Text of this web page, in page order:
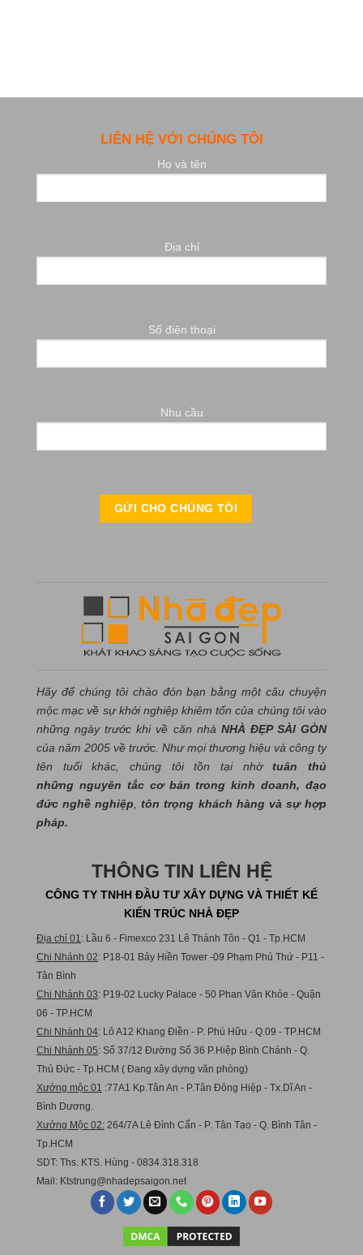
LIÊN HỆ VỚI CHÚNG TÔI
Họ và tên
Địa chỉ
Số điện thoại
Nhu cầu
Hãy để chúng tôi chào đón bạn bằng một câu chuyện
mộc mạc về sự khởi nghiệp khiêm tốn của chúng tôi vào
những ngày trước khi về căn nhà NHÀ ĐẸP SÀI GÒN
của năm 2005 về trước. Như mọi thương hiệu và công ty
tên tuổi khác, chúng tôi tồn tại nhờtuân thủ
những nguyên tắc cơ bản trong kinh doanh, đạo
đức nghề nghiệp ,tôn trọng khách hàng và sự hợp
pháp.
THÔNG TIN LIÊN HỆ
CÔNG TY TNHH ĐẦU TƯ XÂY DỰNG VÀ THIẾT KẾ
KIẾN TRÚC NHÀ ĐẸP
Địa chỉ 01 : Lầu 6 - Fimexco 231 Lê Thánh Tôn - Q1 - Tp.HCM
Chi Nhánh 02: P18-01 Bảy Hiền Tower -09 Phạm Phú Thứ - P11 -
Tân Bình
Chi Nhánh 03: P19-02 Lucky Palace - 50 Phan Văn Khỏe - Quận
06 - TP.HCM
Chi Nhánh 04: Lô A12 Khang Điền - P. Phú Hữu - Q.09 - TP.HCM
Chi Nhánh 05: Số 37/12 Đường Số 36 P.Hiệp Bình Chánh - Q.
Thủ Đức - Tp.HCM ( Đang xây dựng văn phòng)
Xưởng mộc 01
:77A1 Kp.Tân An - P.Tân Đông Hiệp - Tx.Dĩ An -
Bình Dương.
Xưởng Mộc 02: 264/7A Lê Đình Cẩn - P. Tân Tạo - Q. Bình Tân -
Tp.HCM
SDT: Ths. KTS. Hùng - 0834.318.318
Mail: Ktstrung@nhadepsaigon.net